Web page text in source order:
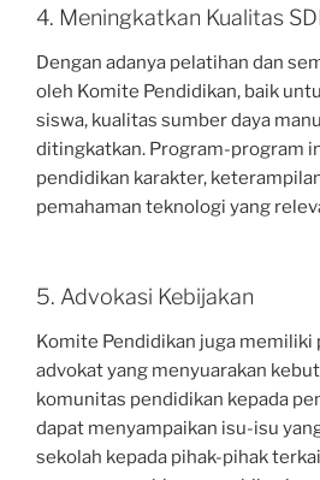
4. Meningkatkan Kualitas
Dengan adanya pelatihan dan
oleh Komite Pendidikan, baik
siswa, kualitas sumber daya
ditingkatkan. Program-program
pendidikan karakter,
pemahaman teknologi yang
5. Advokasi Kebijakan
Komite Pendidikan juga memiliki
advokat yang menyuarakan
komunitas pendidikan kepada
dapat menyampaikan isu-isu
sekolah kepada pihak-pihak